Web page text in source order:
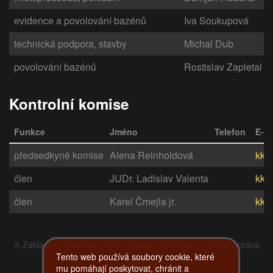
evidence a povolování bazénů
Iva Soukupová
technická podpora, stavby
Michal Dub
povolování bazénů
Rostislav Zapletal
Kontrolní komise
Funkce Jméno Telefon E-
předsedkyně komise Alena Reinholdová
člen
JUDr. Ladislav Valenta
člen
Karel Čmejla jr.
© Základní organizace ČZS Zbraslav-Kamínka - Všechna práva
vyhrazena
Tento web používá soubory cookie, které
mu pomáhají poskytovat, chránit a